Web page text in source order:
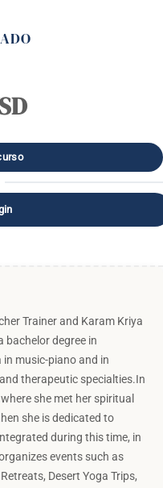
Trainer and Karam Kriya
bachelor degree in
music-piano and in
therapeutic specialties.In
she met her spiritual
she is dedicated to
during this time, in
events such as
Desert Yoga Trips,